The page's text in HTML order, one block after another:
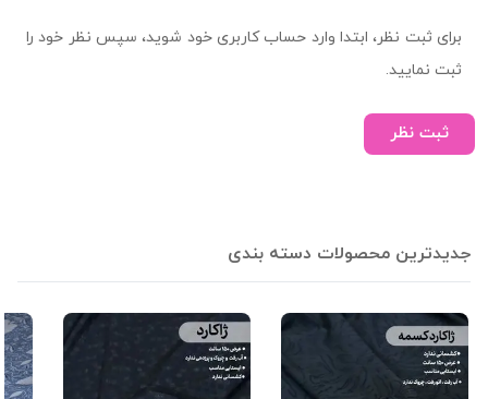
برای ثبت نظر، ابتدا وارد حساب کاربری خود شوید، سپس نظر خود را
ثبت نمایید.
ثبت نظر
جدیدترین محصولات دسته بندی